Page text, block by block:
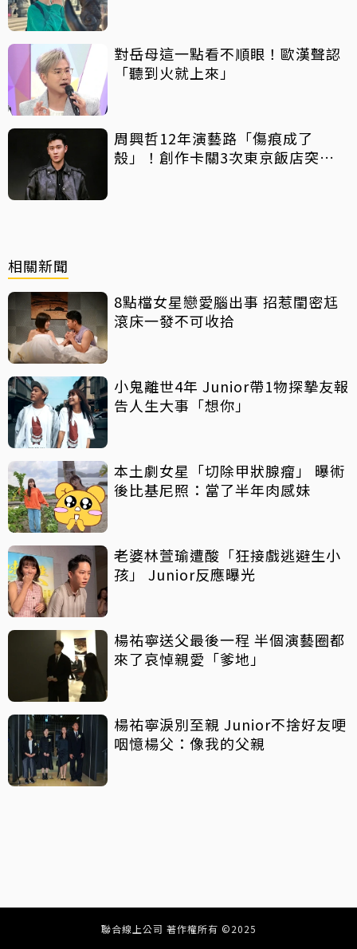
對岳母這一點看不順眼！歐漢聲認
「聽到火就上來」
周興哲12年演藝路「傷痕成了
殼」！創作卡關3次東京飯店突找
相關新聞
8點檔女星戀愛腦出事 招惹閨密尪
滾床一發不可收拾
小鬼離世4年 Junior帶1物探摯友報
告人生大事「想你」
本土劇女星「切除甲狀腺瘤」 曝術
後比基尼照：當了半年肉感妹
老婆林萱瑜遭酸「狂接戲逃避生小
孩」 Junior反應曝光
楊祐寧送父最後一程 半個演藝圈都
來了哀悼親愛「爹地」
楊祐寧淚別至親 Junior不捨好友哽
咽憶楊父：像我的父親
聯合線上公司 著作權所有 ©2025